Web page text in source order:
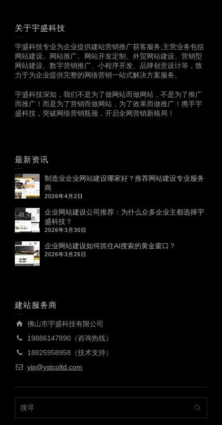
关于宇盛科技
宇盛科技专业为企业提供建站营销推广获客服务,主营业务包括
网站建设、网站推广、网站开发定制、外贸网站建设、营销型
网站建设、数字营销推广、小程序开发、品牌创意设计等，致
力于为企业提供完整的网络营销一站式解决方案服务。
宇盛科技深知，我们不是为了做网站而做网站，不是为了推广
而推广！而是为了营销而做网站，为了效果而做推广！携手宇
盛科技，突破网络营销瓶颈，开启全网营销新格局！
最新资讯
制造业企业网站建设哪家好？推荐网站建设专业服务
商
2026年4月2日
企业网站建设公司推荐：为什么众多企业主都选择宇
盛科技？
2026年3月30日
企业网站建设如何抓住AI搜索的黄金窗口？
2026年3月26日
建站服务商
佛山市宇盛科技有限公司
19886147890（咨询热线）
18825958958（技术支持）
vip@ystcoltd.com